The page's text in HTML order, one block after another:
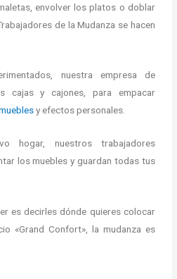
envolver los platos o doblar
de la Mudanza se hacen
nuestra empresa de
cajas y cajones, para empacar
y efectos personales.
hogar, nuestros trabajadores
los muebles y guardan todas tus
es decirles dónde quieres colocar
«Grand Confort», la mudanza es